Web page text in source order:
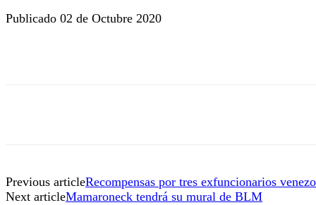
Publicado 02 de Octubre 2020
Previous articleRecompensas por tres exfuncionarios
Next articleMamaroneck tendrá su mural de BLM